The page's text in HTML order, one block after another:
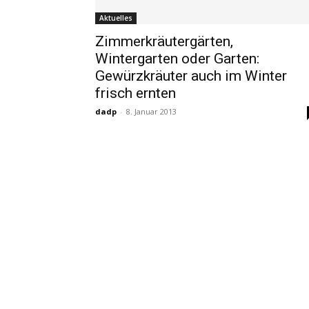
Aktuelles
Zimmerkräutergärten,
Wintergarten oder Garten:
Gewürzkräuter auch im Winter
frisch ernten
dadp - 8. Januar 2013